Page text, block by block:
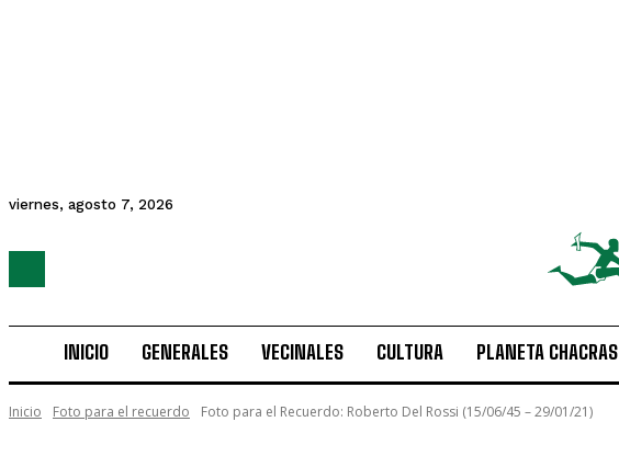
viernes, agosto 7, 2026
INICIO GENERALES VECINALES CULTURA PLANETA CHACRAS
Inicio Foto para el recuerdo Foto para el Recuerdo: Roberto Del Rossi (15/06/45 – 29/01/21)